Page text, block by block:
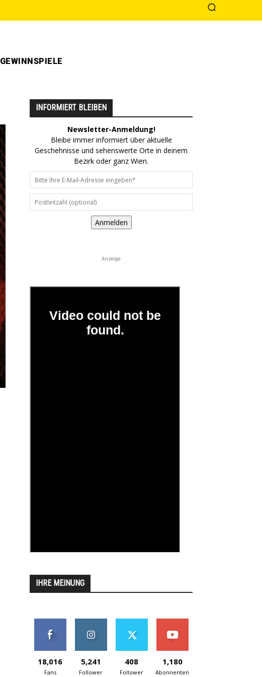
GEWINNSPIELE
INFORMIERT BLEIBEN
Newsletter-Anmeldung!
Bleibe immer informiert über aktuelle
Geschehnisse und sehenswerte Orte in deinem
Bezirk oder ganz Wien.
Anmelden
Anzeige
IHRE MEINUNG
18,016
Fans
5,241
Follower
408
Follower
1,180
Abonnenten